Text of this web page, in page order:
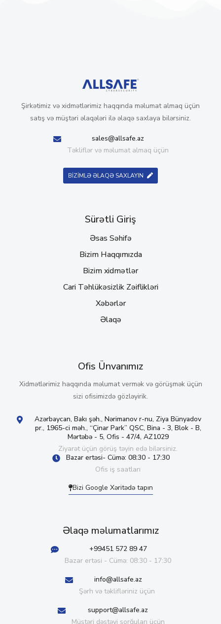
Şirkətimiz və xidmətlərimiz haqqında məlumat almaq üçün
satış və müştəri əlaqələri ilə əlaqə saxlaya bilərsiniz.
sales@allsafe.az
Təkliflər və məlumat almaq üçün
BİZİMLƏ ƏLAQƏ SAXLAYIN
Sürətli Giriş
Əsas Səhifə
Bizim Haqqımızda
Bizim xidmətlər
Cari Təhlükəsizlik Zəiflikləri
Xəbərlər
Əlaqə
Ofis Ünvanımız
Xidmətlərimiz haqqında məlumat vermək və görüşmək üçün
sizi ofisimizdə gözləyirik.
Azərbaycan, Bakı şəh., Nərimanov r-nu, Ziya Bünyadov
pr., 1965-ci məh., “Çinar Park” QSC, Bina - 3, Blok - B,
Mərtəbə - 5, Ofis - 47/4, AZ1029
Ziyarət üçün görüş təyin edə bilərsiniz.
Bazar ertəsi- Cümə: 08:30 - 17:30
Ofis iş saatları
Bizi Google Xəritədə tapın
Əlaqə məlumatlarımız
+99451 572 89 47
Bazar ertəsi - Cümə: 08:30 - 17:30
info@allsafe.az
Şərh və təklifləriniz üçün
support@allsafe.az
Müştəri dəstəyi sorğuları üçün